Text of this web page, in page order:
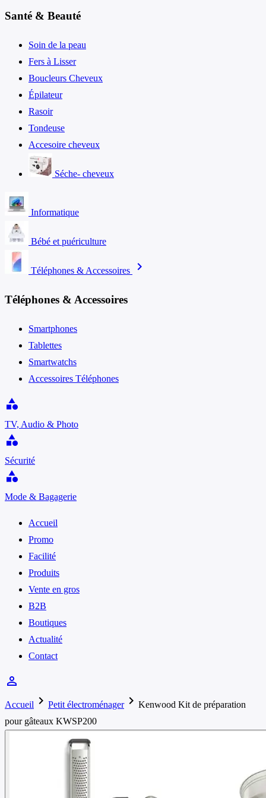
Santé & Beauté
Soin de la peau
Fers à Lisser
Boucleurs Cheveux
Épilateur
Rasoir
Tondeuse
Accesoire cheveux
Séche- cheveux
Informatique
Bébé et puériculture
Téléphones & Accessoires chevron_right
Téléphones & Accessoires
Smartphones
Tablettes
Smartwatchs
Accessoires Téléphones
category
TV, Audio & Photo
category
Sécurité
category
Mode & Bagagerie
Accueil
Promo
Facilité
Produits
Vente en gros
B2B
Boutiques
Actualité
Contact
person_outline
Accueil chevron_right Petit électroménagerchevron_right Kenwood Kit de préparation
pour gâteaux KWSP200